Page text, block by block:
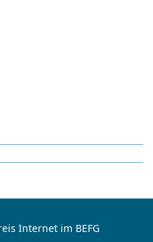
Internet im BEFG